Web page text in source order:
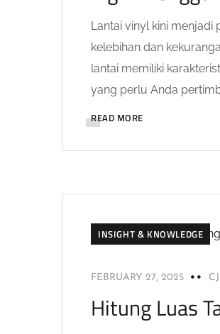
Lantai vinyl kini
kelebihan dan
lantai memiliki
yang perlu Anda
READ MORE
INSIGHT & KNOWLEDGE
FEBRUARY 27, 2025
Hitung Luas